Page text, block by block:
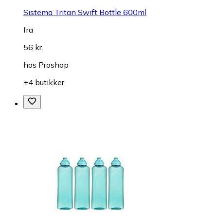
Sistema Tritan Swift Bottle 600ml
fra
56 kr.
hos Proshop
+4 butikker